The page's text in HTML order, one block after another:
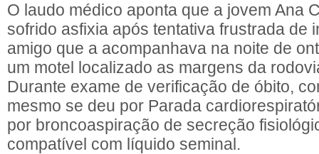
O laudo médico aponta que a jovem Ana
sofrido asfixia após tentativa frustrada de
amigo que a acompanhava na noite de
um motel localizado as margens da
Durante exame de verificação de óbito,
mesmo se deu por Parada
por broncoaspiração de secreção
compatível com líquido seminal.